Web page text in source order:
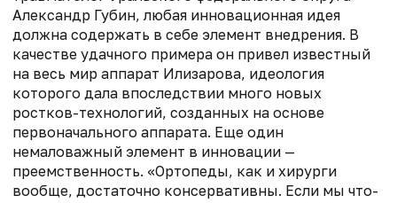
Александр Губин, любая инновационная идея
должна содержать в себе элемент внедрения. В
качестве удачного примера он привел известный
на весь мир аппарат Илизарова, идеология
которого дала впоследствии много новых
ростков-технологий, созданных на основе
первоначального аппарата. Еще один
немаловажный элемент в инновации —
преемственность. «Ортопеды, как и хирурги
вообще, достаточно консервативны. Если мы что-